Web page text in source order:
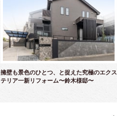
擁壁も景色のひとつ、と捉えた究極のエクス
テリア一新リフォーム〜鈴木様邸〜